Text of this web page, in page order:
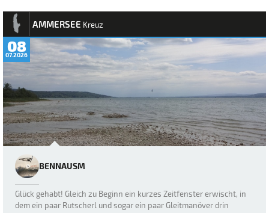
AMMERSEE Kreuz
08
07.2026
BENNAUSM
Glück gehabt! Gleich zu Beginn ein kurzes Zeitfenster erwischt, in
dem ein paar Rutscherl und sogar ein paar Gleitmanöver drin